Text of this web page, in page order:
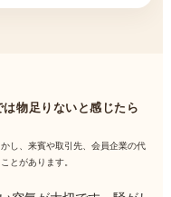
物足りないと感じたら
し、来賓や取引先、会員企業の代
とがあります。